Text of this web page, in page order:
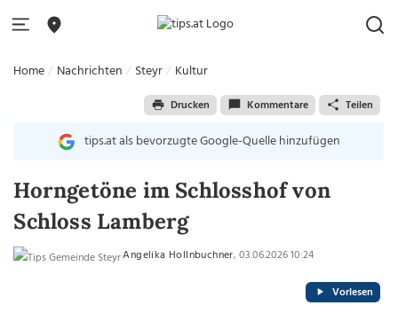
Home Nachrichten Steyr Kultur
Drucken Kommentare Teilen
tips.at als bevorzugte Google-Quelle hinzufügen
Horngetöne im Schlosshof von
Schloss Lamberg
Angelika Hollnbuchner, 03.06.2026 10:24
Vorlesen